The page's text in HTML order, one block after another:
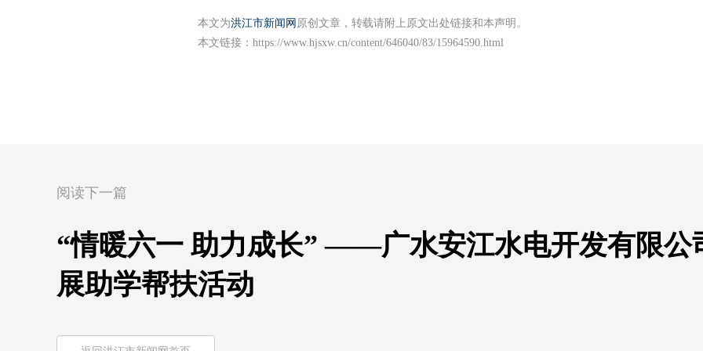
本文为洪江市新闻网 原创文章，转载请附上原文出处链接和本声明。
本文链接： https://www.hjsxw.cn/content/646040/83/15964590.html
阅读下一篇
“情暖六一 助力成长” ——广水安江水电开发有限公
展助学帮扶活动